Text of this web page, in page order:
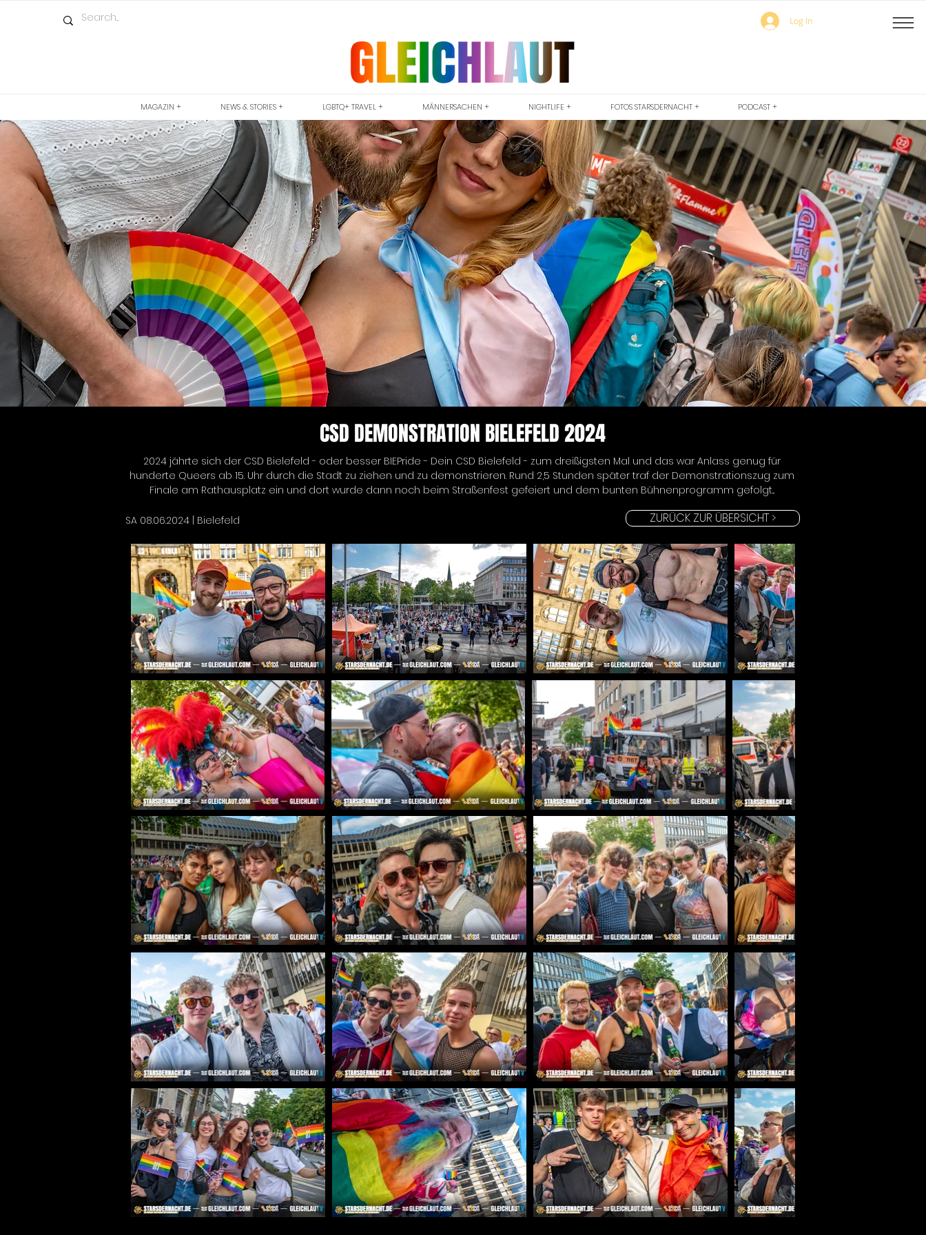
Log In
MAGAZIN + NEWS & STORIES + LGBTQ+ TRAVEL + MÄNNERSACHEN + NIGHTLIFE + FOTOS STARSDERNACHT + PODCAST +
CSD DEMONSTRATION BIELEFELD 2024
2024 jährte sich der CSD Bielefeld - oder besser BIEPride - Dein CSD Bielefeld - zum dreißigsten Mal und das war Anlass genug für
hunderte Queers ab 15. Uhr durch die Stadt zu ziehen und zu demonstrieren. Rund 2,5 Stunden später traf der Demonstrationszug zum
Finale am Rathausplatz ein und dort wurde dann noch beim Straßenfest gefeiert und dem bunten Bühnenprogramm gefolgt...
SA 08.06.2024 | Bielefeld ZURÜCK ZUR ÜBERSICHT >